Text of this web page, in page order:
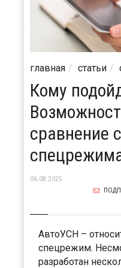
главная статьи
Кому
сравнение
06.08.2025
АвтоУСН –
спецрежим.
разработан